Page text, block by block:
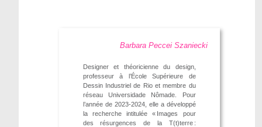
Barbara Peccei Szaniecki
Designer et théoricienne du design,
professeur à l’École Supérieure de
Dessin Industriel de Rio et membre du
réseau Universidade Nômade. Pour
l’année de 2023-2024, elle a développé
la recherche intitulée « Images pour
des résurgences de la T(t)terre :